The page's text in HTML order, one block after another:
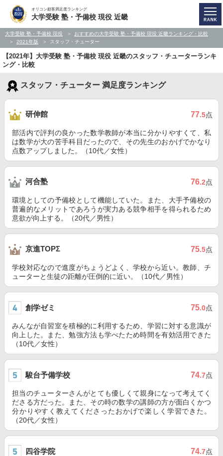
オリコン顧客満足度ランキング
大学受験 塾・予備校 現役 近畿
大学受験 塾・予備校 現役
おすすめの大学受験 塾・予備校 現役 近畿ランキング・比較
2021年版
スタッフ・チューター
【2021年】大学受験 塾・予備校 現役 近畿のスタッフ・チューターランキ
ング・比較
スタッフ・チューター 満足度ランキング
研伸館 77.5点
部活内で評判の良かった数学教師が本当に分かりやすくて、私
は数学が大の苦手科目だったので、その先生のおかげでかなり
点数アップしました。（10代／女性）
河合塾 76.2点
環境としての予備校として機能していた。また、大手予備校の
普遍的なメリットであろうが実力ある競争相手を得られるため
意欲が向上する。（20代／男性）
京進TOPΣ 75.5点
学校対応なので進度がちょうどよく、学校から近い。教師、チ
ューターと生徒の距離が圧倒的に近い。（10代／男性）
創学ゼミ 75.0点
みんなが自習室を積極的に利用するため、学習に対する意識が
向上した。また、勉強方法も学べたため時間を有効活用できた
（10代／女性）
駿台予備学校 74.7点
担当のチューターさんがとても優しくて親身になって考えてく
ださる方だった。また、その時の数学の講師の方が面白くかつ
分かりやすく教えてくださったおかげで楽しく学習できた。
（20代／女性）
四谷学院 74.7点